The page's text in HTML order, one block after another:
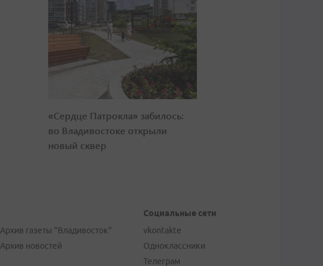
«Сердце Патрокла» забилось:
во Владивостоке открыли
новый сквер
Архив газеты "Владивосток"
Архив новостей
Социальные сети
vkontakte
Одноклассники
Телеграм